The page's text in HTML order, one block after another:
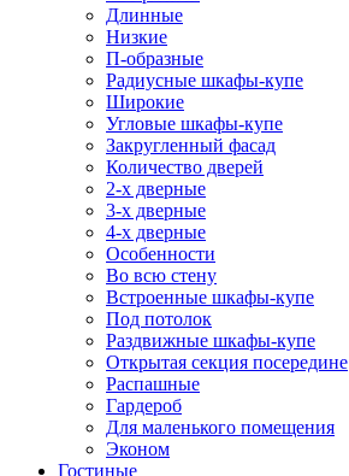
Длинные
Низкие
П-образные
Радиусные шкафы-купе
Широкие
Угловые шкафы-купе
Закругленный фасад
Количество дверей
2-х дверные
3-х дверные
4-х дверные
Особенности
Во всю стену
Встроенные шкафы-купе
Под потолок
Раздвижные шкафы-купе
Открытая секция посередине
Распашные
Гардероб
Для маленького помещения
Эконом
Гостиные